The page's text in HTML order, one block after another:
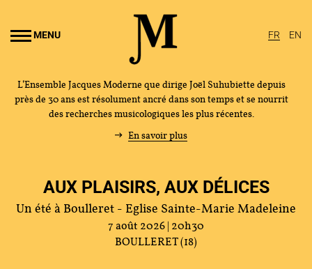
MENU FR EN
L’Ensemble Jacques Moderne que dirige Joël Suhubiette depuis
près de 30 ans est résolument ancré dans son temps et se nourrit
des recherches musicologiques les plus récentes.
En savoir plus
AUX PLAISIRS, AUX DÉLICES
Un été à Boulleret - Eglise Sainte-Marie Madeleine
7 août 2026 | 20h30
BOULLERET (18)